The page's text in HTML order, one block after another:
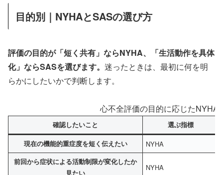
目的別｜NYHAとSASの選び方
評価の目的が「短く共有」ならNYHA、「生活動作を具体
化」ならSASを選びます。 迷ったときは、最初に何を明
らかにしたいかで判断します。
心不全評価の目的に応じたNYHA
確認したいこと 選ぶ指標
現在の機能的重症度を短く伝えたい NYHA
前回から症状による活動制限が変化したか
NYHA